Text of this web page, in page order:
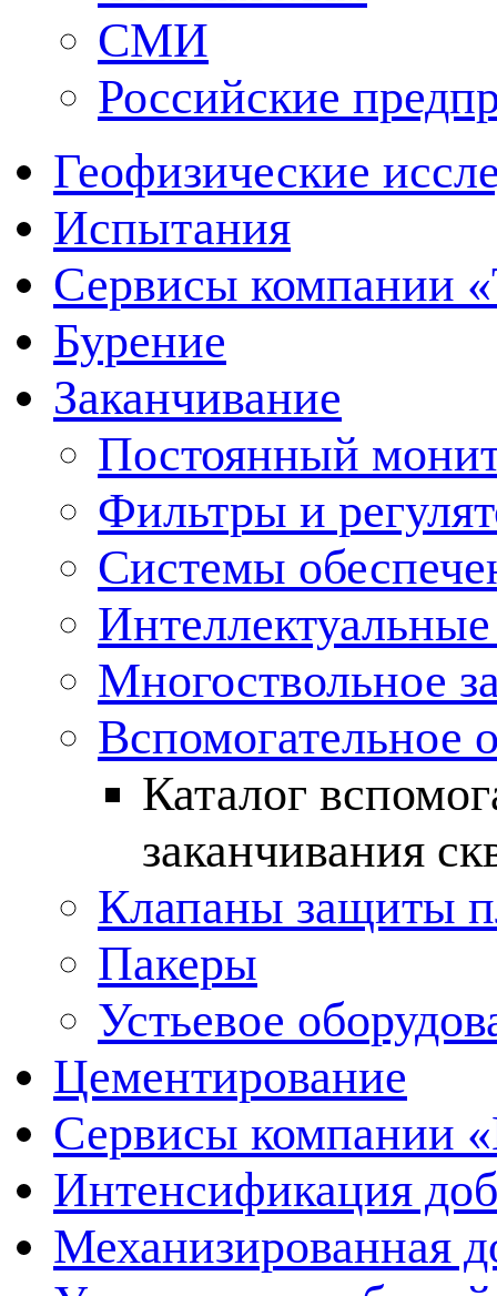
СМИ
Российские
Геофизические
Испытания
Сервисы компании
Бурение
Заканчивание
Постоянный
Фильтры и
Cистемы
Многоствольное
Вспомогательное
Каталог
заканчивания
Клапаны защиты
Пакеры
Устьевое
Цементирование
Сервисы компании
Интенсификация
Механизированная